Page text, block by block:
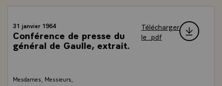
31 janvier 1964
Conférence de presse du
général de Gaulle, extrait.
Télécharger
le .pdf
Mesdames, Messieurs,